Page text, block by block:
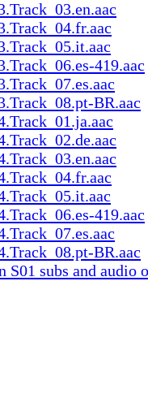
419.aac
BR.aac
419.aac
BR.aac
S01 subs and